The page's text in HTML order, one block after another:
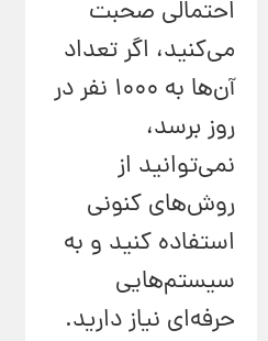
احتمالی صحبت
می‌کنید، اگر تعداد
آن‌ها به 1000 نفر در
روز برسد،
نمی‌توانید از
روش‌های کنونی
استفاده کنید و به
سیستم‌هایی
حرفه‌ای نیاز دارید.